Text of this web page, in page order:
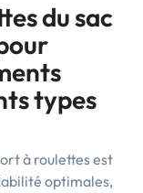
du sac
types
à roulettes est
optimales,